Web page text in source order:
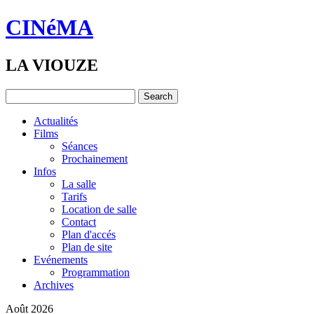
CINéMA
LA VIOUZE
Actualités
Films
Séances
Prochainement
Infos
La salle
Tarifs
Location de salle
Contact
Plan d'accés
Plan de site
Evénements
Programmation
Archives
Août 2026